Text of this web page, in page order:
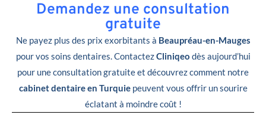
Demandez une consultation
gratuite
Ne payez plus des prix exorbitants à Beaupréau-en-Mauges
pour vos soins dentaires. ContactezCliniqeo dès aujourd’hui
pour une consultation gratuite et découvrez comment notre
cabinet dentaire en Turquiepeuvent vous offrir un sourire
éclatant à moindre coût !